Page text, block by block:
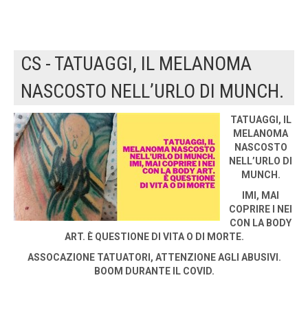
CS - TATUAGGI, IL MELANOMA
NASCOSTO NELL’URLO DI MUNCH.
TATUAGGI, IL
MELANOMA
NASCOSTO
NELL’URLO DI
MUNCH.
IMI, MAI
COPRIRE I NEI
CON LA BODY
ART. È QUESTIONE DI VITA O DI MORTE.
ASSOCAZIONE TATUATORI, ATTENZIONE AGLI ABUSIVI.
BOOM DURANTE IL COVID.